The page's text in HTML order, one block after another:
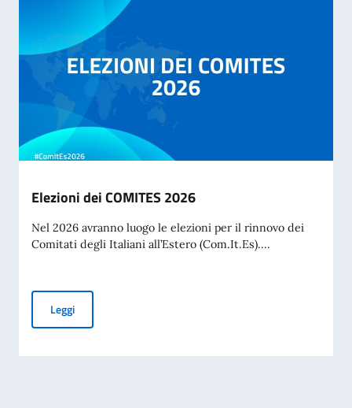
Elezioni dei COMITES 2026
Nel 2026 avranno luogo le elezioni per il rinnovo dei
Comitati degli Italiani all’Estero (Com.It.Es)....
LeggiElezioni dei COMITES 2026